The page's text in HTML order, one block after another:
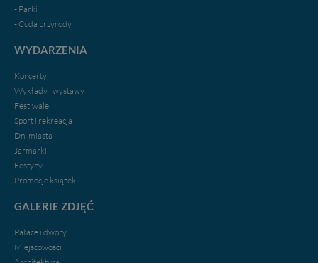
- Parki
- Cuda przyrody
WYDARZENIA
Koncerty
Wykłady i wystawy
Festiwale
Sport i rekreacja
Dni miasta
Jarmarki
Festyny
Promocje ksiązek
GALERIE ZDJĘĆ
Pałace i dwory
Miejscowości
wakacje...